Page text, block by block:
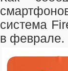
система
в феврале.